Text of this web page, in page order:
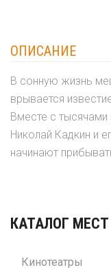
ОПИСАНИЕ
В сонную жизнь
врывается
Вместе с тысячами
Николай Кадкин и
начинают
КАТАЛОГ МЕСТ
Кинотеатры